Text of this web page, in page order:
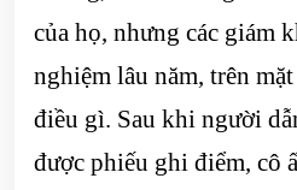
của họ, nhưng các giám
nghiệm lâu năm, trên
điều gì. Sau khi người
được phiếu ghi điểm, cô